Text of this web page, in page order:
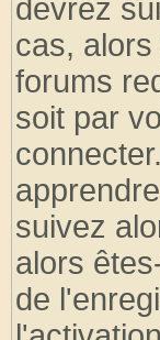
devrez
cas,
forums
soit par
suivez
alors
de